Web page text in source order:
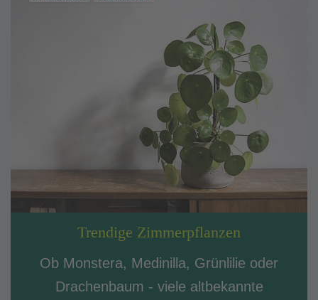
Trendige Zimmerpflanzen
Ob Monstera, Medinilla, Grünlilie oder
Drachenbaum - viele altbekannte